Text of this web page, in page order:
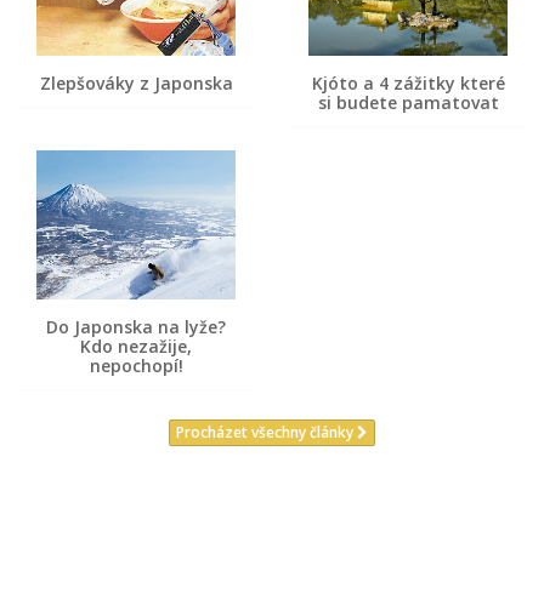
Zlepšováky z Japonska
Kjóto a 4 zážitky které
si budete pamatovat
Do Japonska na lyže?
Kdo nezažije,
nepochopí!
Procházet všechny články